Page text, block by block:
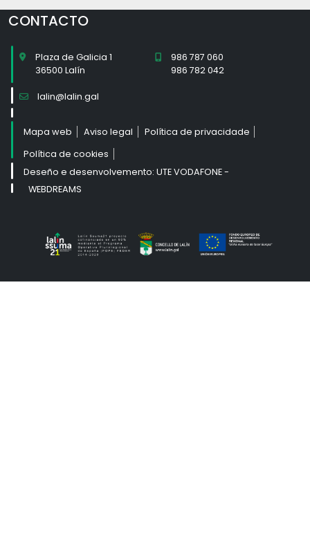
CONTACTO
Plaza de Galicia 1
36500 Lalín
986 787 060
986 782 042
lalin@lalin.gal
Mapa web Aviso legal
Política de privacidade
Política de cookies
Deseño e desenvolvemento: UTE VODAFONE -
WEBDREAMS